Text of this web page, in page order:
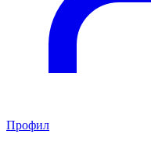
Профил